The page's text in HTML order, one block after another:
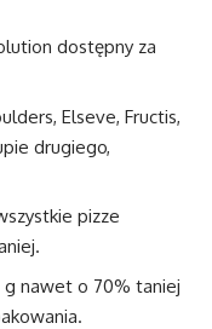
dostępny za
Elseve, Fructis,
drugiego,
pizze
g nawet o 70% taniej